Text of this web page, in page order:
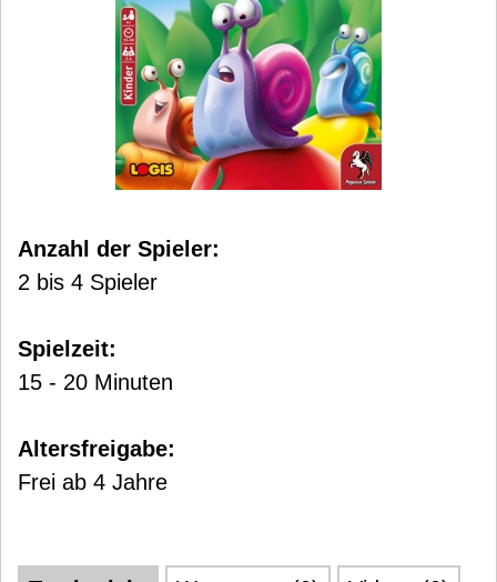
Anzahl der Spieler:
2 bis 4 Spieler
Spielzeit:
15 - 20 Minuten
Altersfreigabe:
Frei ab 4 Jahre